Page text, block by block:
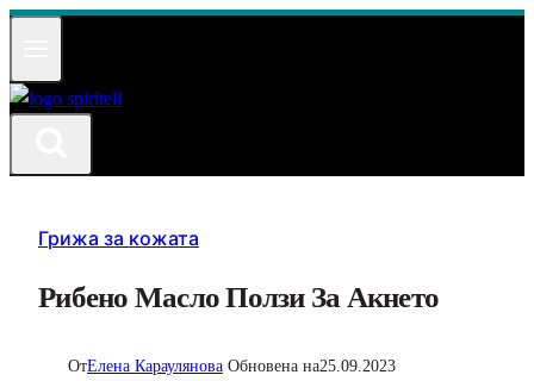
Към
Грижа за кожата
Рибено Масло Ползи За Акнето
ОтЕлена Караулянова Обновена на25.09.2023